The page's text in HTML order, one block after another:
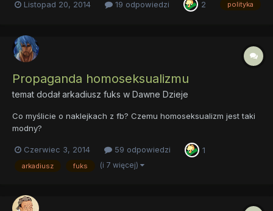
te ostatnie dni. Zakładam ten temat, bo jestem ciekawy Waszej
Listopad 20, 2014 19 odpowiedzi 2 polityka
Propaganda homoseksualizmu
temat dodałarkadiusz fuks w Dawne Dzieje
Co myślicie o naklejkach z fb? Czemu homoseksualizm jest taki
modny?
Czerwiec 3, 2014 59 odpowiedzi 1
arkadiusz fuks (i 7 więcej)